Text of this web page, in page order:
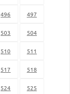
496 497
503 504
510 511
517 518
524 525